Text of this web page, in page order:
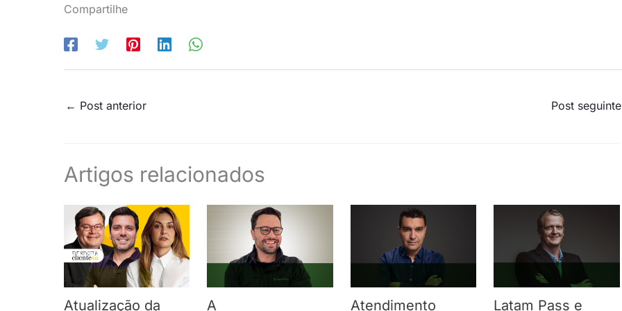
Compartilhe
← Post anterior Post seguinte
Artigos relacionados
Atualização da A Atendimento Latam Pass e